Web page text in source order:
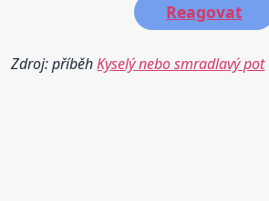
Reagovat
Zdroj: příběhKyselý nebo smradlavý pot